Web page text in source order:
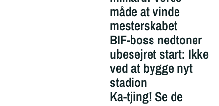
måde at vinde
mesterskabet
BIF-boss nedtoner
ubesejret start: Ikke
ved at bygge nyt
stadion
Ka-tjing! Se de